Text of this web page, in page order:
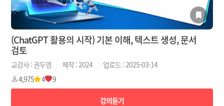
(ChatGPT 활용의 시작) 기본 이해, 텍스트 생성, 문서
검토
교강사 : 권두영 제작 : 2024
업로드 : 2025-03-14
4,975
4 9
강의듣기